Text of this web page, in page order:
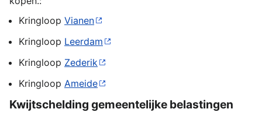
Kringloop Vianen
Kringloop Leerdam
Kringloop Zederik
Kringloop Ameide
Kwijtschelding gemeentelijke belastingen